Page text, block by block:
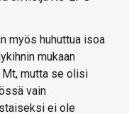
myös huhuttua isoa
mukaan
mutta se olisi
vain
ei ole